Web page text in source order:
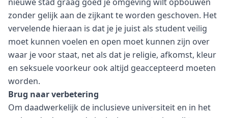
zonder gelijk aan de zijkant te worden geschoven. Het
vervelende hieraan is dat je je juist als student veilig
moet kunnen voelen en open moet kunnen zijn over
waar je voor staat, net als dat je religie, afkomst, kleur
en seksuele voorkeur ook altijd geaccepteerd moeten
worden.
Brug naar verbetering
Om daadwerkelijk de inclusieve universiteit en in het